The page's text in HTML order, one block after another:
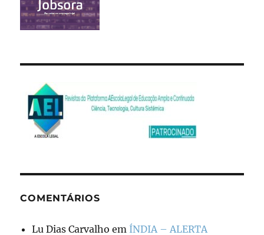
COMENTÁRIOS
Lu Dias Carvalho em ÍNDIA – ALERTA